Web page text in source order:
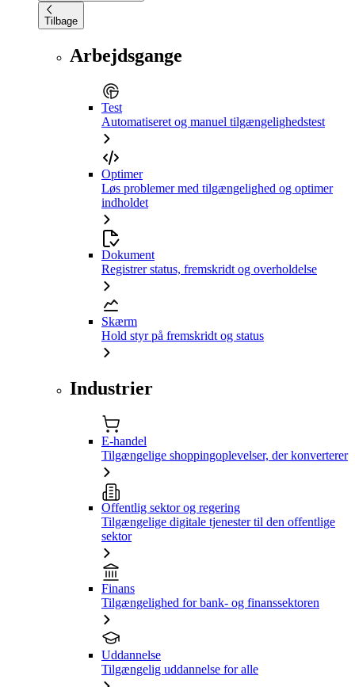
Tilbage
Arbejdsgange
Test
Automatiseret og manuel tilgængelighedstest
Optimer
Løs problemer med tilgængelighed og optimer
indholdet
Dokument
Registrer status, fremskridt og overholdelse
Skærm
Hold styr på fremskridt og status
Industrier
E-handel
Tilgængelige shoppingoplevelser, der konverterer
Offentlig sektor og regering
Tilgængelige digitale tjenester til den offentlige
sektor
Finans
Tilgængelighed for bank- og finanssektoren
Uddannelse
Tilgængelig uddannelse for alle